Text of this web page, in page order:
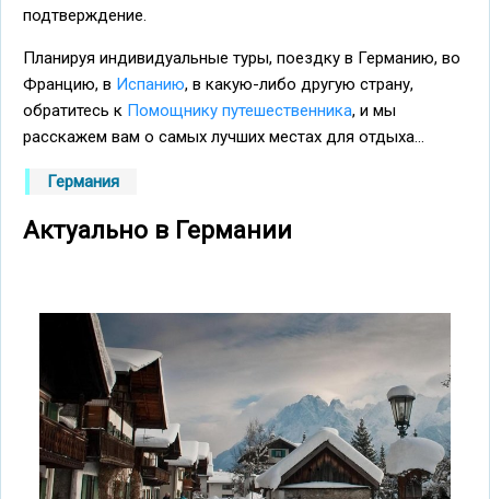
подтверждение.
Планируя индивидуальные туры, поездку в Германию, во
Францию, в Испанию, в какую-либо другую страну,
обратитесь к Помощнику путешественника, и мы
расскажем вам о самых лучших местах для отдыха...
Германия
Актуально в Германии